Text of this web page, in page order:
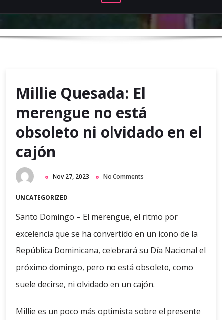
Millie Quesada: El
merengue no está
obsoleto ni olvidado en el
cajón
Nov 27, 2023 No Comments
UNCATEGORIZED
Santo Domingo – El merengue, el ritmo por
excelencia que se ha convertido en un icono de la
República Dominicana, celebrará su Día Nacional el
próximo domingo, pero no está obsoleto, como
suele decirse, ni olvidado en un cajón.
Millie es un poco más optimista sobre el presente